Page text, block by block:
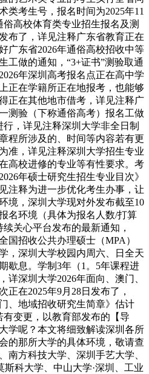
类考生号，报名时间为2025年11
俗高校体育类专业招生报名及测
布了，详见注释广东省教育正在
广东省2026年通俗高校招收中等
工做的通知，“3+证书”测验取通
年深圳高考报名点正在高中学
正在学籍所正在地报考，也能够
正在其他地市借考，详见注释广
测验（下称通俗高考）报名工做
行，详见注释深圳大学非全日制
程所涉及的、时间等内容若有更
准，详见注释深圳大学招生专业
高校进修的专业等有性要求。考
年硕士研究生招生专业目次》
注释为进一步优化考生办事，让
境，深圳大学现对外发布截至10
名环境（具体为报名人数/打算
关心平台发布的最新通知，
国招收公共办理硕士（MPA）
，深圳大学校园内周六、日全天
歇息。学制3年（1。5年课程进
详深圳大学2026年面向、澳门、
在2025年9月28日发布了，
、地域招收研究生简章》估计
有变更，以教育部发布的【导
学呢？本文将细致解读深圳各所
的那所大学的具体环境，敬请查
南方科技大学、深圳手艺大学、
科大学、中山大学·深圳、工业